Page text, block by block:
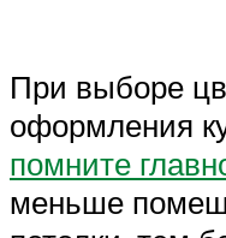
При выборе
оформления
помните
меньше